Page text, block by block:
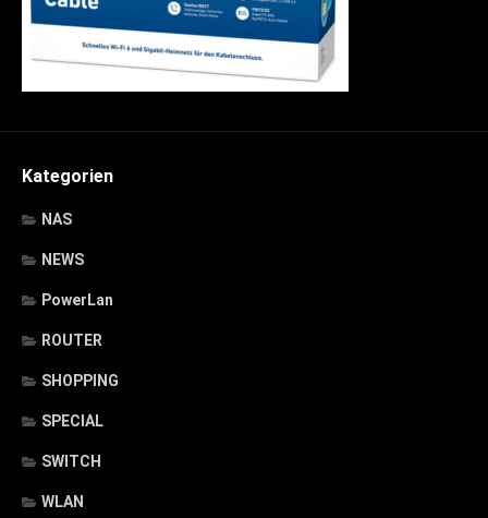
Kategorien
NAS
NEWS
PowerLan
ROUTER
SHOPPING
SPECIAL
SWITCH
WLAN